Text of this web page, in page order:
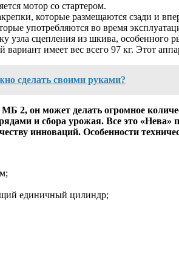
мотор со стартером.
которые размещаются сзади и
употребляются во время
узла сцепления из шкива, особенного
вариант имеет вес всего 97 кг. Этот
сделать своими руками?
2, он может делать огромное
и сбора урожая. Все это
инноваций. Особенности
единичный цилиндр;